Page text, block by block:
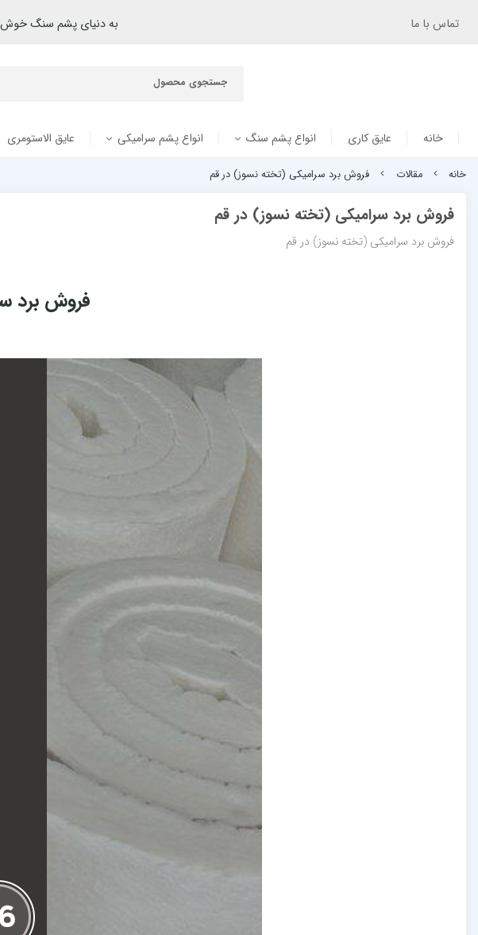
تماس با ما به دنیای پشم سنگ خوش
خانه عایق کاری انواع پشم سنگ انواع پشم سرامیکی عایق الاستومری
خانه مقالات فروش برد سرامیکی (تخته نسوز) در قم
فروش برد سرامیکی (تخته نسوز) در قم
فروش برد سرامیکی (تخته نسوز) در قم
فروش برد